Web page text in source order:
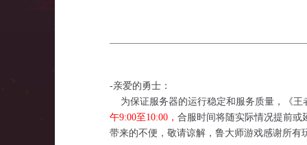
-亲爱的勇士：
为保证服务器的运行稳定和服务质量，《王
午9:00至10:00， 合服时间将随实际情况提前或
带来的不便，敬请谅解，鲁大师游戏感谢所有